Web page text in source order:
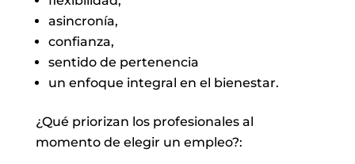
asincronía,
confianza,
sentido de pertenencia
un enfoque integral en el bienestar.
¿Qué priorizan los profesionales al
momento de elegir un empleo?: